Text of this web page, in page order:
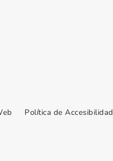
Política de Accesibilidad